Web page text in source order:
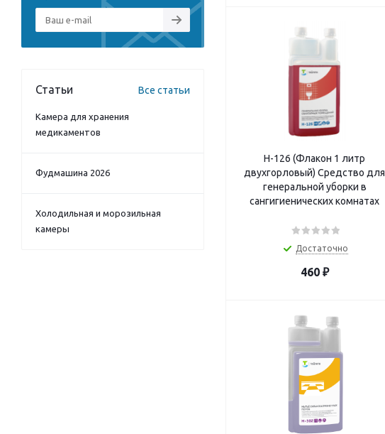
Н-126 (Флакон 1 литр
двухгорловый) Средство для
генеральной уборки в
сангигиенических комнатах
Достаточно
460₽
Статьи Все статьи
Камера для хранения
медикаментов
Фудмашина 2026
Холодильная и морозильная
камеры